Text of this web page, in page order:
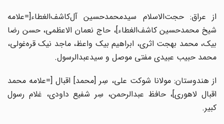
از عراق: حجت‌الاسلام سیدمحمدحسین آل‌کاشف‌الغطاء[=علامه
شیخ محمدحسین کاشف‌الغطاء]، حاج نعمان الاعظمی، حسن رضا
بیک، محمد بهجت اثری، ابراهیم بیک واعظ، ماجد نیک قره‌غولی،
محمد حبیب عبیدی مفتی موصل و سیدعبدالرسول.
از هندوستان: مولانا شوکت علی، سِر [محمد] اقبال [=علامه محمد
اقبال لاهوری]، حافظ عبدالرحمن، سِر شفیع داودی، غلام رسول
کبیر.